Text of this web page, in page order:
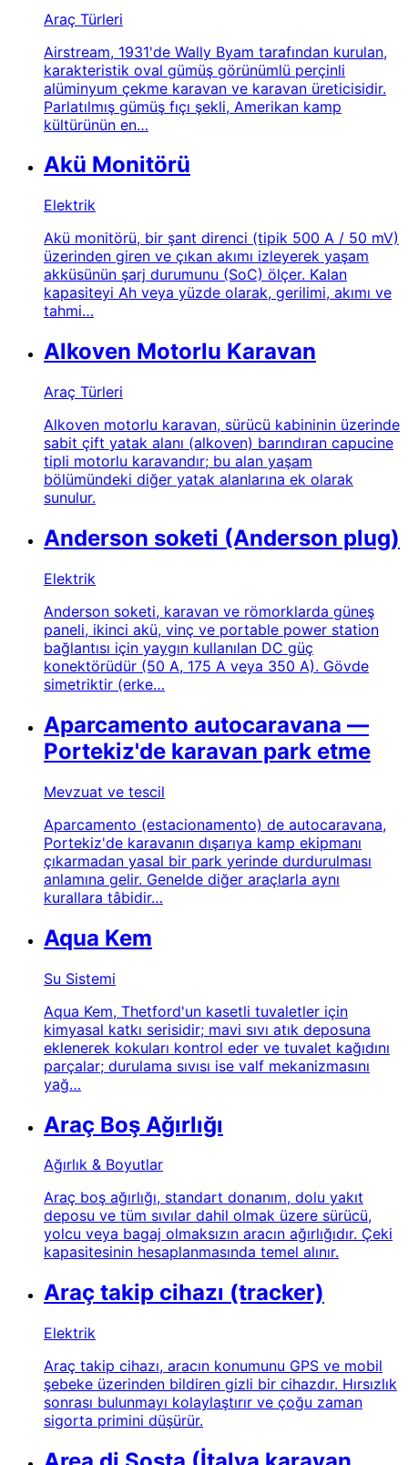
Araç Türleri
Airstream, 1931'de Wally Byam tarafından kurulan,
karakteristik oval gümüş görünümlü perçinli
alüminyum çekme karavan ve karavan üreticisidir.
Parlatılmış gümüş fıçı şekli, Amerikan kamp
kültürünün en…
Akü Monitörü
Elektrik
Akü monitörü, bir şant direnci (tipik 500 A / 50 mV)
üzerinden giren ve çıkan akımı izleyerek yaşam
akküsünün şarj durumunu (SoC) ölçer. Kalan
kapasiteyi Ah veya yüzde olarak, gerilimi, akımı ve
tahmi…
Alkoven Motorlu Karavan
Araç Türleri
Alkoven motorlu karavan, sürücü kabininin üzerinde
sabit çift yatak alanı (alkoven) barındıran capucine
tipli motorlu karavandır; bu alan yaşam
bölümündeki diğer yatak alanlarına ek olarak
sunulur.
Anderson soketi (Anderson plug)
Elektrik
Anderson soketi, karavan ve römorklarda güneş
paneli, ikinci akü, vinç ve portable power station
bağlantısı için yaygın kullanılan DC güç
konektörüdür (50 A, 175 A veya 350 A). Gövde
simetriktir (erke…
Aparcamento autocaravana —
Portekiz'de karavan park etme
Mevzuat ve tescil
Aparcamento (estacionamento) de autocaravana,
Portekiz'de karavanın dışarıya kamp ekipmanı
çıkarmadan yasal bir park yerinde durdurulması
anlamına gelir. Genelde diğer araçlarla aynı
kurallara tâbidir…
Aqua Kem
Su Sistemi
Aqua Kem, Thetford'un kasetli tuvaletler için
kimyasal katkı serisidir; mavi sıvı atık deposuna
eklenerek kokuları kontrol eder ve tuvalet kağıdını
parçalar; durulama sıvısı ise valf mekanizmasını
yağ…
Araç Boş Ağırlığı
Ağırlık & Boyutlar
Araç boş ağırlığı, standart donanım, dolu yakıt
deposu ve tüm sıvılar dahil olmak üzere sürücü,
yolcu veya bagaj olmaksızın aracın ağırlığıdır. Çeki
kapasitesinin hesaplanmasında temel alınır.
Araç takip cihazı (tracker)
Elektrik
Araç takip cihazı, aracın konumunu GPS ve mobil
şebeke üzerinden bildiren gizli bir cihazdır. Hırsızlık
sonrası bulunmayı kolaylaştırır ve çoğu zaman
sigorta primini düşürür.